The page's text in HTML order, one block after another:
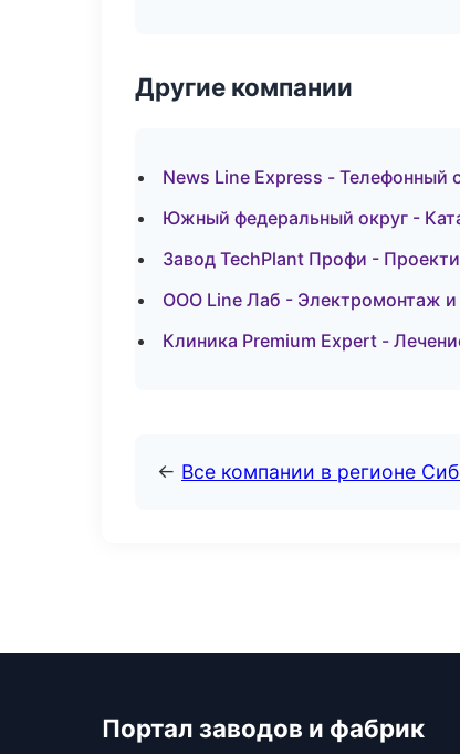
Другие компании
News Line Express - Телефонный
Южный федеральный округ -
Завод TechPlant Профи -
ООО Line Лаб - Электромонтаж и
Клиника Premium Expert -
← Все компании в регионе
Портал заводов и фабрик